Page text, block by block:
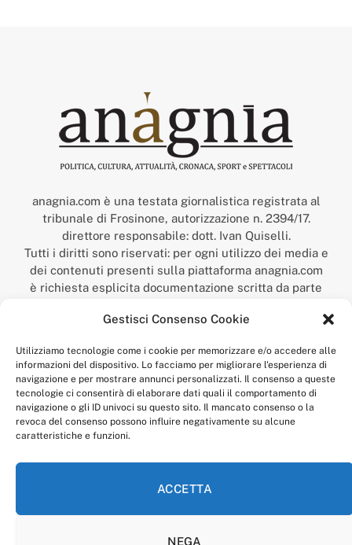
Gestisci Consenso Cookie
Utilizziamo tecnologie come i cookie per memorizzare e/o accedere alle
informazioni del dispositivo. Lo facciamo per migliorare l'esperienza di
navigazione e per mostrare annunci personalizzati. Il consenso a queste
tecnologie ci consentirà di elaborare dati quali il comportamento di
navigazione o gli ID univoci su questo sito. Il mancato consenso o la
revoca del consenso possono influire negativamente su alcune
caratteristiche e funzioni.
ACCETTA
NEGA
anagnia.com è una testata giornalistica registrata al
tribunale di Frosinone, autorizzazione n. 2394/17.
direttore responsabile: dott. Ivan Quiselli.
Tutti i diritti sono riservati: per ogni utilizzo dei media e
dei contenuti presenti sulla piattaforma anagnia.com
è richiesta esplicita documentazione scritta da parte
“Anagnia” è un marchio registrato presso l’Ufficio Italiano
Economico,
num. registrazione: 302017000014044 del 9 febbraio 2017.
Per contatti:redazione@anagnia.com